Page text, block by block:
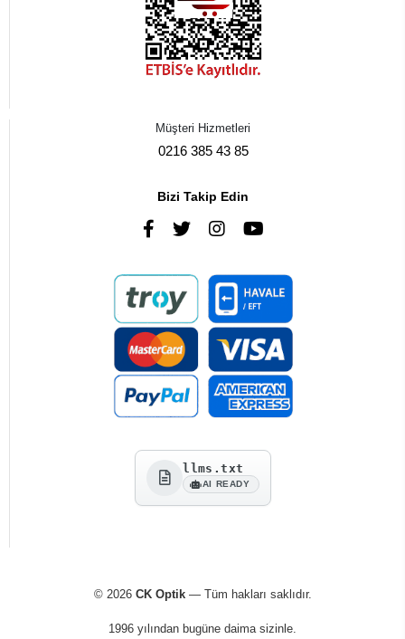
Müşteri Hizmetleri
0216 385 43 85
Bizi Takip Edin
llms.txt
AI READY
© 2026 CK Optik— Tüm hakları saklıdır.
1996 yılından bugüne daima sizinle.